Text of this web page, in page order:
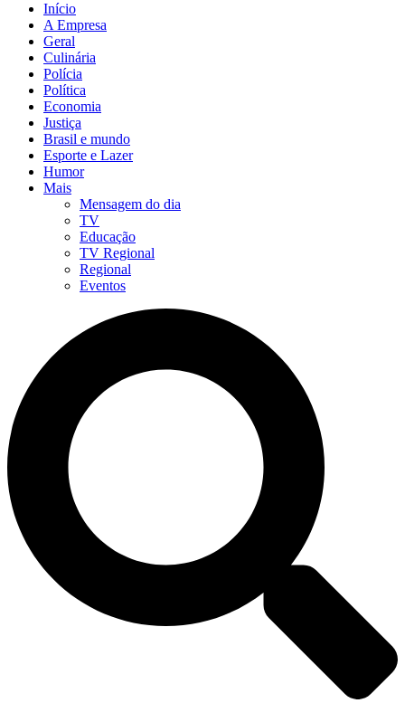
Início
A Empresa
Geral
Culinária
Polícia
Política
Economia
Justiça
Brasil e mundo
Esporte e Lazer
Humor
Mais
Mensagem do dia
TV
Educação
TV Regional
Regional
Eventos